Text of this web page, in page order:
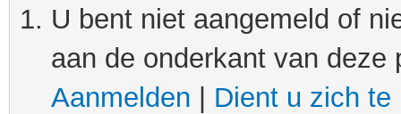
U bent niet aangemeld of
aan de onderkant van
Aanmelden
Dient u zich te